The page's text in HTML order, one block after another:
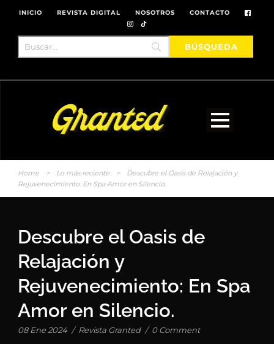
INICIO REVISTA DIGITAL NOSOTROS CONTACTO
Home > Lo más reciente >
Descubre el Oasis de Relajación y
Rejuvenecimiento: En Spa Amor en Silencio.
Descubre el Oasis de
Relajación y
Rejuvenecimiento: En Spa
Amor en Silencio.
08 Ene 2024 / Revista Granted / 0 Comment